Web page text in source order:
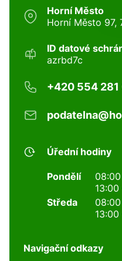
Horní Město
Horní Město 97,
ID datové
azrbd7c
+420 554 281
Úřední hodiny
Pondělí
13:00
Středa
13:00
Navigační odkazy